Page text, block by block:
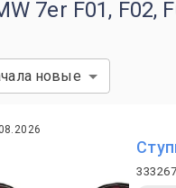
7er F01, F02,
новые